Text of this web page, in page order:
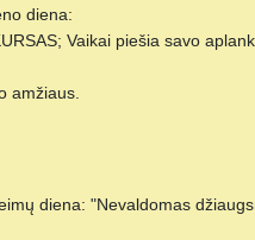
diena:
Vaikai piešia savo
amžiaus.
diena: "Nevaldomas